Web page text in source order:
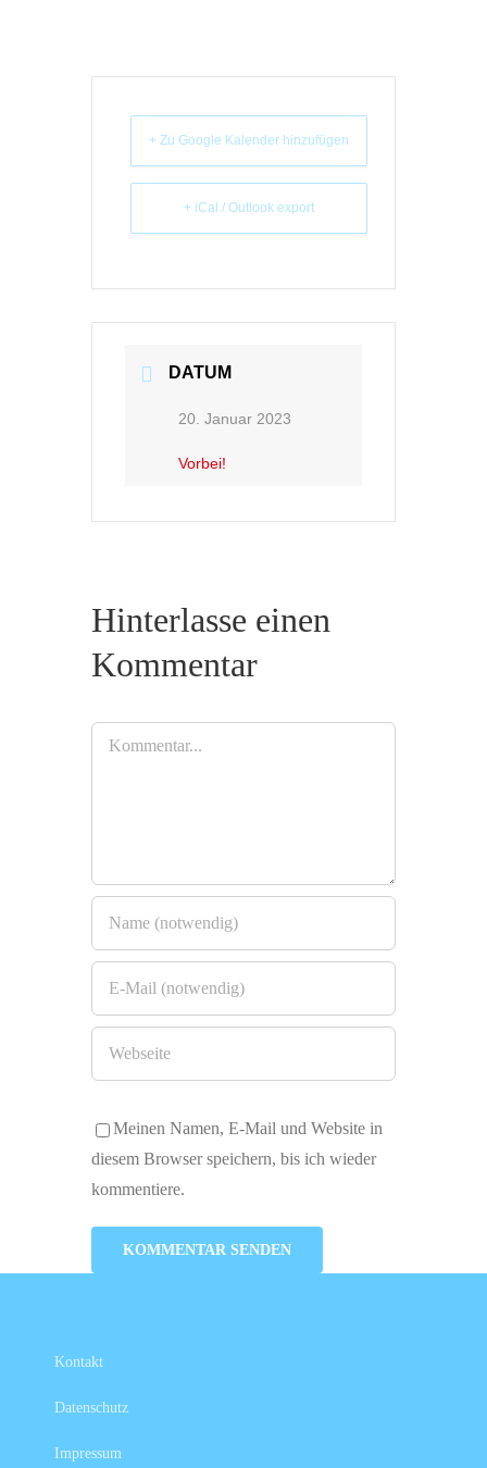
+ Zu Google Kalender hinzufügen
+ iCal / Outlook export
DATUM
20. Januar 2023
Vorbei!
Hinterlasse einen
Kommentar
Kommentar
Meinen Namen, E-Mail und Website in
diesem Browser speichern, bis ich wieder
kommentiere.
Kontakt
Datenschutz
Impressum